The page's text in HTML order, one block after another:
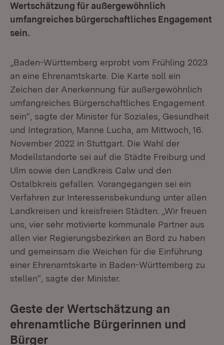
Wertschätzung für außergewöhnlich
umfangreiches bürgerschaftliches Engagement
sein.
„Baden-Württemberg erprobt vom Frühling 2023
an eine Ehrenamtskarte. Die Karte soll ein
Zeichen der Anerkennung für außergewöhnlich
umfangreiches Bürgerschaftliches Engagement
sein“, sagte der Minister für Soziales, Gesundheit
und Integration, Manne Lucha, am Mittwoch, 16.
November 2022 in Stuttgart. Die Wahl der
Modellstandorte sei auf die Städte Freiburg und
Ulm sowie den Landkreis Calw und den
Ostalbkreis gefallen. Vorangegangen sei ein
Verfahren zur Interessensbekundung unter allen
Landkreisen und kreisfreien Städten. „Wir freuen
uns, vier sehr motivierte kommunale Partner aus
allen vier Regierungsbezirken an Bord zu haben
und gemeinsam die Weichen für die Einführung
einer Ehrenamtskarte in Baden-Württemberg zu
stellen“, sagte der Minister.
Geste der Wertschätzung an
ehrenamtliche Bürgerinnen und
Bürger